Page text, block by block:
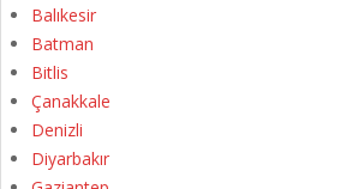
Balıkesir
Batman
Bitlis
Çanakkale
Denizli
Diyarbakır